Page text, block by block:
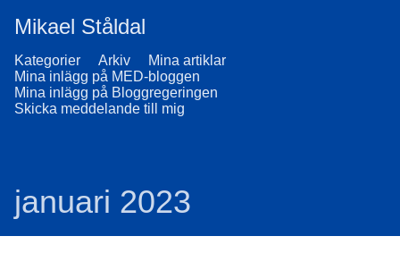
Mikael Ståldal
Kategorier Arkiv
Mina artiklar
Mina inlägg på MED-bloggen
Mina inlägg på Bloggregeringen
Skicka meddelande till mig
januari 2023